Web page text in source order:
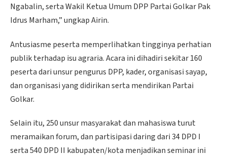
Ngabalin, serta Wakil Ketua Umum DPP Partai Golkar Pak
Idrus Marham,” ungkap Airin.
Antusiasme peserta memperlihatkan tingginya perhatian
publik terhadap isu agraria. Acara ini dihadiri sekitar 160
peserta dari unsur pengurus DPP, kader, organisasi sayap,
dan organisasi yang didirikan serta mendirikan Partai
Golkar.
Selain itu, 250 unsur masyarakat dan mahasiswa turut
meramaikan forum, dan partisipasi daring dari 34 DPD I
serta 540 DPD II kabupaten/kota menjadikan seminar ini